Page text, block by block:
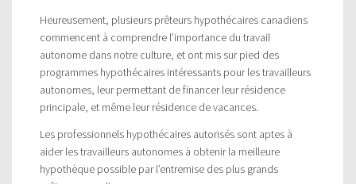
Heureusement, plusieurs prêteurs hypothécaires canadiens
commencent à comprendre l’importance du travail
autonome dans notre culture, et ont mis sur pied des
programmes hypothécaires intéressants pour les travailleurs
autonomes, leur permettant de financer leur résidence
principale, et même leur résidence de vacances.
Les professionnels hypothécaires autorisés sont aptes à
aider les travailleurs autonomes à obtenir la meilleure
hypothèque possible par l’entremise des plus grands